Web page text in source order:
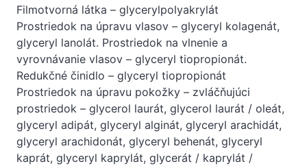
Filmotvorná látka – glycerylpolyakrylát
Prostriedok na úpravu vlasov – glyceryl kolagenát,
glyceryl lanolát. Prostriedok na vlnenie a
vyrovnávanie vlasov – glyceryl tiopropionát.
Redukčné činidlo – glyceryl tiopropionát
Prostriedok na úpravu pokožky – zvláčňujúci
prostriedok – glycerol laurát, glycerol laurát / oleát,
glyceryl adipát, glyceryl alginát, glyceryl arachidát,
glyceryl arachidonát, glyceryl behenát, glyceryl
kaprát, glyceryl kaprylát, glycerát / kaprylát /